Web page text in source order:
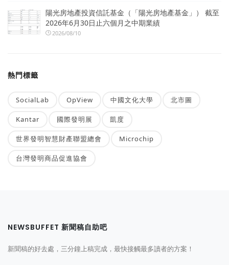
陽光房地產投資信託基金（「陽光房地產基金」） 截至
2026年6月30日止六個月之中期業績
2026/08/10
熱門標籤
SocialLab OpView 中國文化大學 北市圖
Kantar 國際發明展 凱度
世界發明智慧財產聯盟總會 Microchip
台灣發明商品促進協會
NEWSBUFFET 新聞稿自助吧
新聞稿的好去處，三分鐘上稿完成，最快接觸最多讀者的方案！